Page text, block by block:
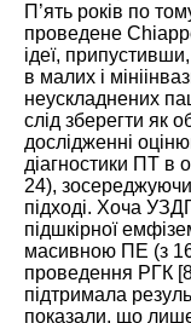
П’ять років по
проведене
ідеї,
в малих і
неускладнених
слід зберегти як
дослідженні
діагностики ПТ в
24),
підході. Хоча
підшкірної
масивною ПЕ (з
проведення РГК [
підтримала
показали, що